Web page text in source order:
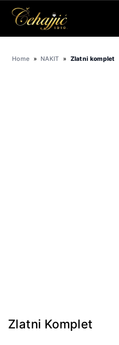
Home » NAKIT » Zlatni komplet
Zlatni Komplet